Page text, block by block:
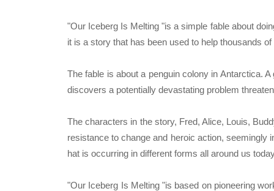
"Our Iceberg Is Melting "is a simple fable about
it is a story that has been used to help thousands
The fable is about a penguin colony in Antarctica.
discovers a potentially devastating problem
The characters in the story, Fred, Alice, Louis,
resistance to change and heroic action,
hat is occurring in different forms all around us
"Our Iceberg Is Melting "is based on pioneering